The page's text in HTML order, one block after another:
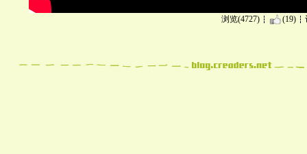
浏览(4727) (19)